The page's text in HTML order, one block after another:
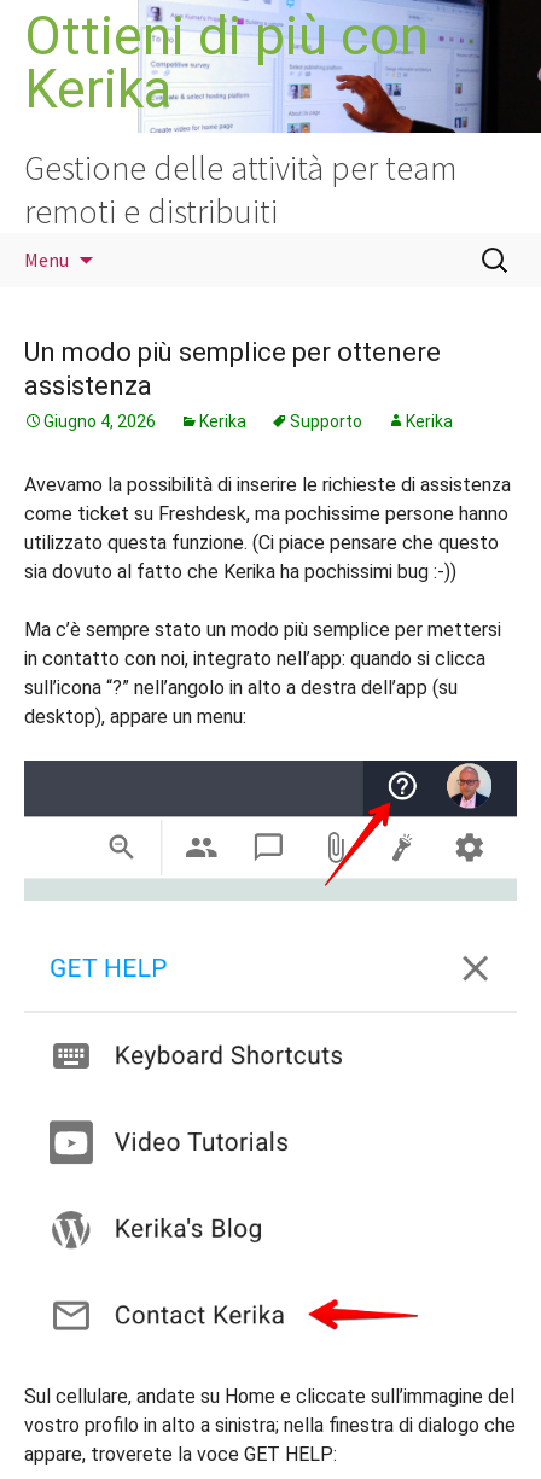
contenuto
Ottieni di più con
Kerika
Gestione delle attività per team
remoti e distribuiti
Menu
Ricerca
per:
Un modo più semplice per ottenere
assistenza
Giugno 4, 2026 Kerika Supporto Kerika
Avevamo la possibilità di inserire le richieste di assistenza
come ticket su Freshdesk, ma pochissime persone hanno
utilizzato questa funzione. (Ci piace pensare che questo
sia dovuto al fatto che Kerika ha pochissimi bug :-))
Ma c’è sempre stato un modo più semplice per mettersi
in contatto con noi, integrato nell’app: quando si clicca
sull’icona “?” nell’angolo in alto a destra dell’app (su
desktop), appare un menu:
Sul cellulare, andate su Home e cliccate sull’immagine del
vostro profilo in alto a sinistra; nella finestra di dialogo che
appare, troverete la voce GET HELP: